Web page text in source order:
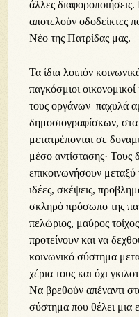
άλλες
αποτελούν οδοδείκτες
Νέο της Πατρίδας μας.
Τα ίδια λοιπόν
παγκόσμιοι
τους οργάνων παχυλά
δημοσιογραφίσκων,
μετατρέπονται σε
μέσο αντίστασης· Τους
επικοινωνήσουν
ιδέες, σκέψεις,
σκληρό πρόσωπο της
πελώριος, μαύρος
προτείνουν και να
κοινωνικό σύστημα
χέρια τους και όχι
Να βρεθούν απέναντι
σύστημα που θέλει μια